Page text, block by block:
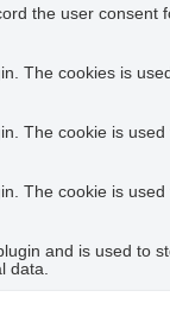
the user consent
The cookies is
The cookie is
The cookie is
and is used to
data.